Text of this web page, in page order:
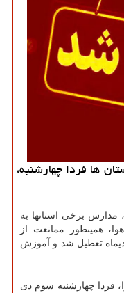
ها فردا چهارشنبه،
مدارس برخی استانها به
همینطور ممانعت از
ویروس آنفلوانزا فردا چهارشنبه ۳ دیماه تعطیل شد و آموزش
فردا چهارشنبه سوم دی